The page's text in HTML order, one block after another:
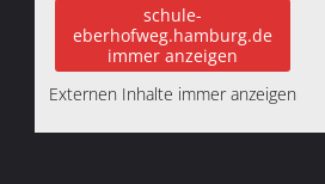
schule-
eberhofweg.hamburg.de
immer anzeigen
Externen Inhalte immer anzeigen